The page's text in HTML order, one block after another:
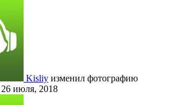
Kisliy изменил фотографию
26 июля, 2018